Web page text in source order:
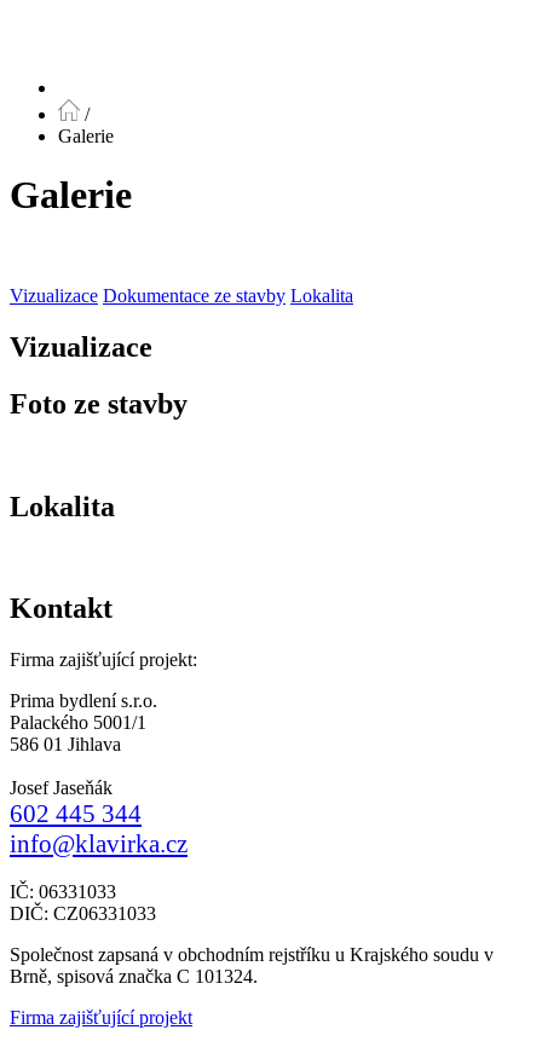
/
Galerie
Galerie
Vizualizace Dokumentace ze stavby Lokalita
Vizualizace
Foto ze stavby
Lokalita
Kontakt
Firma zajišťující projekt:
Prima bydlení s.r.o.
Palackého 5001/1
586 01 Jihlava
Josef Jaseňák
602 445 344
info@klavirka.cz
IČ: 06331033
DIČ: CZ06331033
Společnost zapsaná v obchodním rejstříku u Krajského soudu v
Brně, spisová značka C 101324.
Firma zajišťující projekt